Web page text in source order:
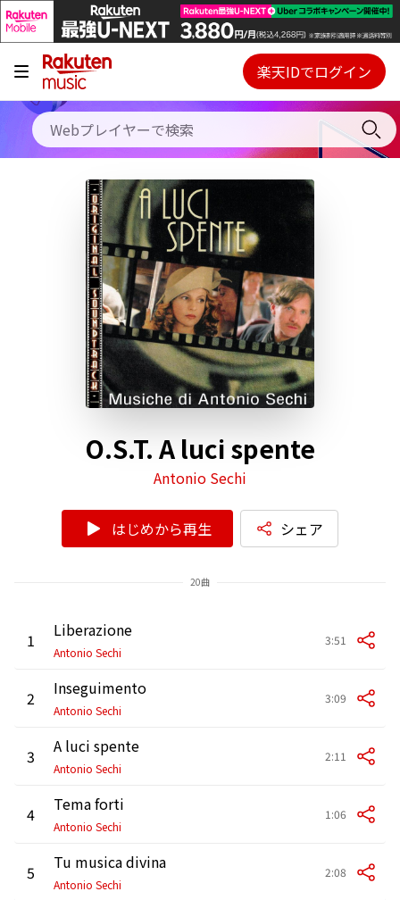
キャンペーン
料金プラン
使い方
初回30日間無料お試し
Webプレイヤー
ご契約内容の確認・変更
楽天IDでログイン
O.S.T. A luci spente
Antonio Sechi
はじめから再生 シェア
20曲
1 Liberazione
Antonio Sechi
3:51
2 Inseguimento
Antonio Sechi
3:09
3 A luci spente
Antonio Sechi
2:11
4 Tema forti
Antonio Sechi
1:06
5 Tu musica divina
Antonio Sechi
2:08